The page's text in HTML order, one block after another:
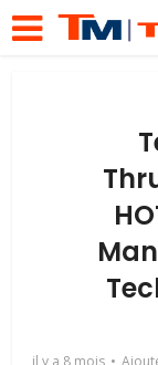
il y a 8 mois